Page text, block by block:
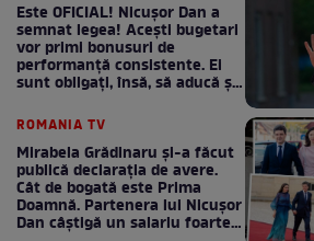
Este OFICIAL! Nicușor Dan a
semnat legea! Acești bugetari
vor primi bonusuri de
performanță consistente. Ei
sunt obligați, însă, să aducă și
ROMANIA TV
Mirabela Grădinaru și-a făcut
publică declarația de avere.
Cât de bogată este Prima
Doamnă. Partenera lui Nicușor
Dan câștigă un salariu foarte